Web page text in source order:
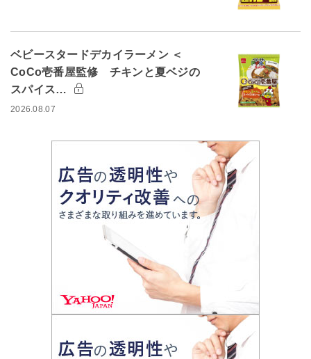
ベビースタードデカイラーメン ＜
CoCo壱番屋監修 チキンと夏ベジの
スパイス…
2026.08.07